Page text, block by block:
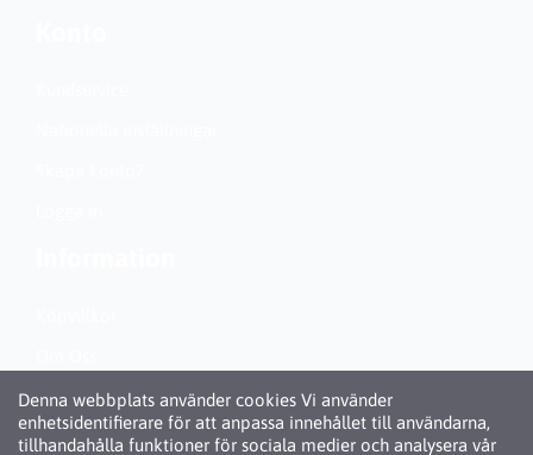
Denna webbplats använder cookies Vi använder
enhetsidentifierare för att anpassa innehållet till användarna,
tillhandahålla funktioner för sociala medier och analysera vår
Personuppgiftspolicy (GDPR)
Om Cookies